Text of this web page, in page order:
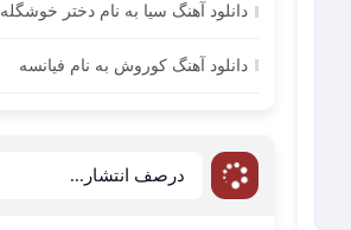
دانلود آهنگ سیا به نام دختر خوشگله
دانلود آهنگ کوروش به نام فیانسه
درصف انتشار...